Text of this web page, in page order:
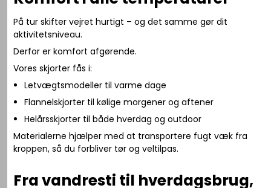
På tur skifter vejret hurtigt – og det samme gør dit
aktivitetsniveau.
Derfor er komfort afgørende.
Vores skjorter fås i:
Letvægtsmodeller til varme dage
Flannelskjorter til kølige morgener og aftener
Helårsskjorter til både hverdag og outdoor
Materialerne hjælper med at transportere fugt væk fra
kroppen, så du forbliver tør og veltilpas.
Fra vandresti til hverdagsbrug,